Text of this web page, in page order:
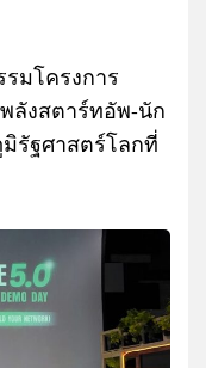
มโครงการ
ลังสตาร์ทอัพ-นัก
รัฐศาสตร์โลกที่